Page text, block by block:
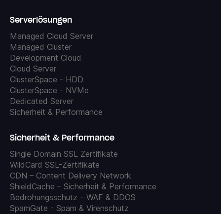
Serverlösungen
Managed Cloud Server
Managed Cluster
Development Cloud
Cloud Server
ClusterSpace - HDD
ClusterSpace - NVMe
Dedicated Server
Sicherheit & Performance
Sicherheit & Performance
Single Domain SSL Zertifikate
WildCard SSL-Zertifikate
CDN – Content Delivery Network
ShieldCache – Sicherheit & Performance
Bedrohungsschutz – WAF & DDOS
SpamGate - Spam & Virenschutz